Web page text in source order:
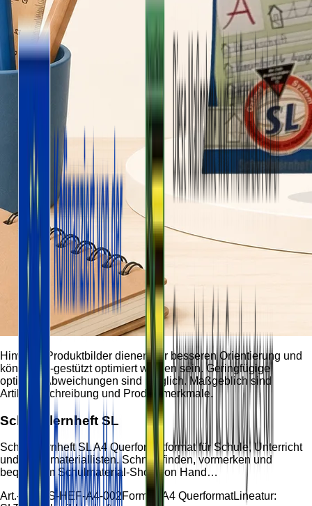
Hinweis:
Produktbilder dienen der besseren Orientierung und
können KI-gestützt optimiert worden sein. Geringfügige
optische Abweichungen sind möglich. Maßgeblich sind
Artikelbeschreibung und Produktmerkmale.
Schreiblernheft SL
Schreiblernheft SL A4 Querformatformat für Schule, Unterricht
und Schulmateriallisten. Schnell finden, vormerken und
bequem im Schulmaterial-Shop von Hand…
Art.-Nr.:HS-HEF-A4-002Format: A4 QuerformatLineatur: